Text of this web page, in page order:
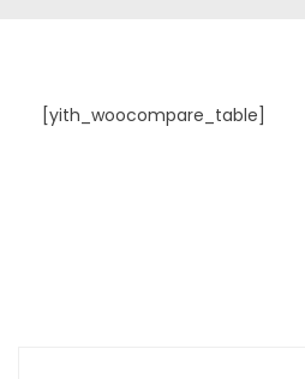
[yith_woocompare_table]